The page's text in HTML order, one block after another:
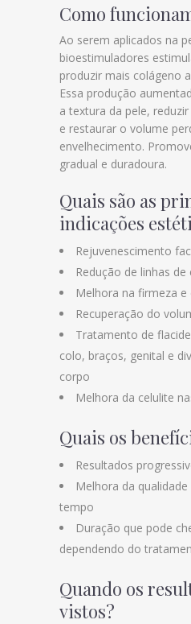
Como
Ao serem aplicados na
bioestimuladores
produzir mais colágeno
Essa produção
a textura da pele,
e restaurar o volume
envelhecimento.
gradual e duradoura.
Quais são as
indicações
Rejuvenescimento
Redução de linhas
Melhora na firmeza e
Recuperação do
Tratamento de
colo, braços, genital e
corpo
Melhora da celulite
Quais os
Resultados
Melhora da
tempo
Duração que pode
dependendo do
Quando os
vistos?